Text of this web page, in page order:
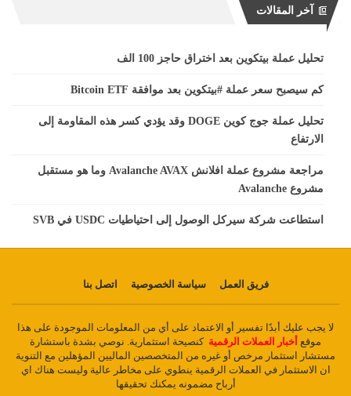
آخر المقالات
تحليل عملة بيتكوين بعد اختراق حاجز 100 الف
كم سيصبح سعر عملة #بيتكوين بعد موافقة Bitcoin ETF
تحليل عملة جوج كوين DOGE وقد يؤدي كسر هذه المقاومة إلى
الارتفاع
مراجعة مشروع عملة افلانش Avalanche AVAX وما هو مستقبل
مشروع Avalanche
استطاعت شركة سيركل الوصول إلى احتياطيات USDC في SVB
فريق العمل سياسة الخصوصية اتصل بنا
لا يجب عليك أبدًا تفسير أو الاعتماد على أي من المعلومات الموجودة على هذا
موقع أخبار العملات الرقمية كنصيحة استثمارية. نوصي بشدة باستشارة
مستشار استثمار مرخص أو غيره من المتخصصين الماليين المؤهلين مع التنوية
ان الاستثمار في العملات الرقمية ينطوي على مخاطر عالية وليست هناك اي
أرباح مضمونه يمكنك تحقيقها